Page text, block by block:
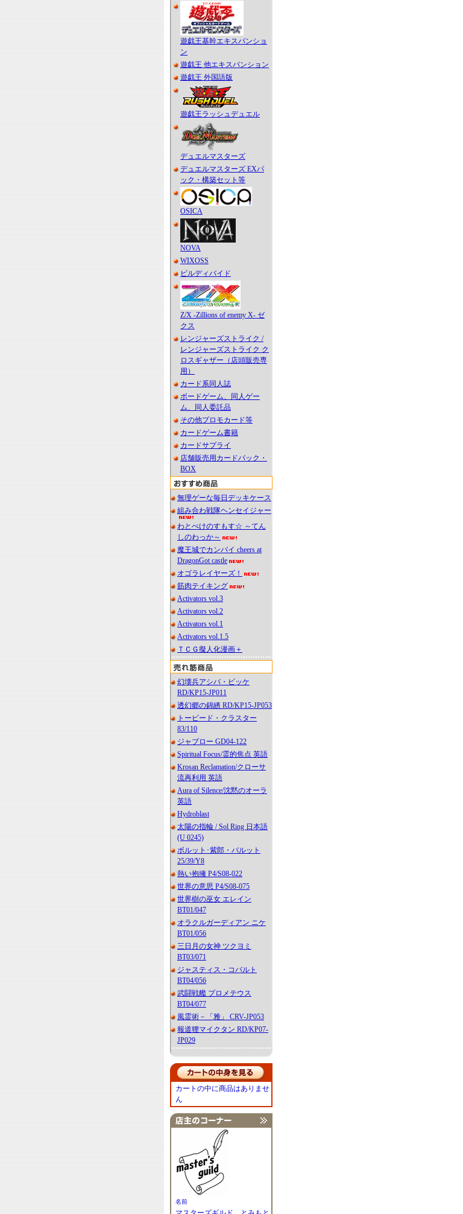
遊戯王基幹エキスパンショ
ン
遊戯王 他エキスパンション
遊戯王 外国語版
遊戯王ラッシュデュエル
デュエルマスターズ
デュエルマスターズ EXパ
ック・構築セット等
OSICA
NOVA
WIXOSS
ビルディバイド
Z/X -Zillions of enemy X- ゼ
クス
レンジャーズストライク /
レンジャーズストライク ク
ロスギャザー（店頭販売専
用）
カード系同人誌
ボードゲーム、同人ゲー
ム、同人委託品
その他プロモカード等
カードゲーム書籍
カードサプライ
店舗販売用カードパック・
BOX
無理ゲーな毎日デッキケース
組み合わ戦隊ヘンセイジャー
わとぺけのすもす☆ ～てん
しのわっか～
魔王城でカンパイ cheers at
DragonGot castle
オゴラレイヤーズ！
筋肉テイキング
Activators vol.3
Activators vol.2
Activators vol.1
Activators vol.1.5
ＴＣＧ擬人化漫画＋
幻壊兵アシバ・ビッケ
RD/KP15-JP011
透幻郷の錦綉 RD/KP15-JP053
トーピード・クラスター
83/110
ジャブロー GD04-122
Spiritual Focus/霊的焦点 英語
Krosan Reclamation/クローサ
流再利用 英語
Aura of Silence/沈黙のオーラ
英語
Hydroblast
太陽の指輪 / Sol Ring 日本語
(U 0245)
ボルット･紫郎・バルット
25/39/Y8
熱い抱擁 P4/S08-022
世界の意思 P4/S08-075
世界樹の巫女 エレイン
BT01/047
オラクルガーディアン ニケ
BT01/056
三日月の女神 ツクヨミ
BT03/071
ジャスティス・コバルト
BT04/056
武闘戦艦 プロメテウス
BT04/077
風霊術－「雅」 CRV-JP053
報道狸マイクタン RD/KP07-
JP029
カートの中に商品はありませ
ん
名前